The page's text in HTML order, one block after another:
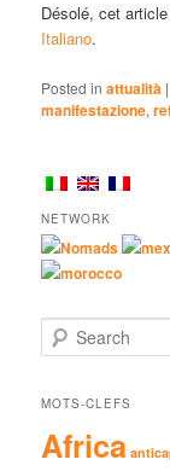
Désolé, cet
Italiano.
Posted in attualità
manifestazione,
NETWORK
Nomads
morocco
Search
MOTS-CLEFS
Africa